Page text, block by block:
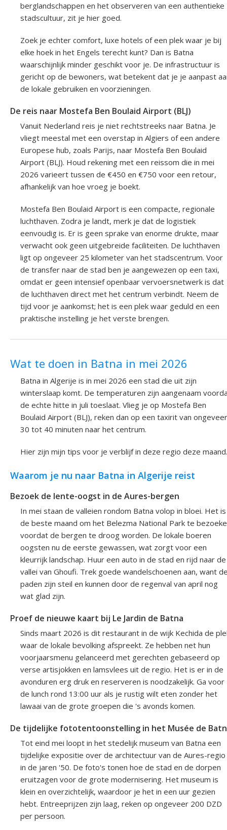
berglandschappen en het observeren van een authentieke
stadscultuur, zit je hier goed.
Zoek je echter comfort, luxe hotels of een plek waar je bij
elke hoek in het Engels terecht kunt? Dan is Batna
waarschijnlijk minder geschikt voor je. De infrastructuur is
gericht op de bewoners, wat betekent dat je je aanpast
de lokale gebruiken en voorzieningen.
De reis naar Mostefa Ben Boulaid Airport (BLJ)
Vanuit Nederland reis je niet rechtstreeks naar Batna. Je
vliegt meestal met een overstap in Algiers of een andere
Europese hub, zoals Parijs, naar Mostefa Ben Boulaid
Airport (BLJ). Houd rekening met een reissom die in mei
2026 varieert tussen de €450 en €750 voor een retour,
afhankelijk van hoe vroeg je boekt.
Mostefa Ben Boulaid Airport is een compacte, regionale
luchthaven. Zodra je landt, merk je dat de logistiek
eenvoudig is. Er is geen sprake van enorme drukte, maar
verwacht ook geen uitgebreide faciliteiten. De luchthaven
ligt op ongeveer 25 kilometer van het stadscentrum. Voor
de transfer naar de stad ben je aangewezen op een taxi,
omdat er geen intensief openbaar vervoersnetwerk is dat
de luchthaven direct met het centrum verbindt. Neem de
tijd voor je aankomst; het is een plek waar geduld en een
praktische instelling je het verste brengen.
Wat te doen in Batna in mei 2026
Batna in Algerije is in mei 2026 een stad die uit zijn
winterslaap komt. De temperaturen zijn aangenaam
de echte hitte in juli toeslaat. Vlieg je op Mostefa Ben
Boulaid Airport (BLJ), reken dan op een taxirit van ongeveer
30 tot 40 minuten naar het centrum.
Hier zijn mijn tips voor je verblijf in deze regio deze maand.
Waarom je nu naar Batna in Algerije reist
Bezoek de lente-oogst in de Aures-bergen
In mei staan de valleien rondom Batna volop in bloei. Het is
de beste maand om het Belezma National Park te
voordat de bergen te droog worden. De lokale boeren
oogsten nu de eerste gewassen, wat zorgt voor een
kleurrijk landschap. Huur een auto in de stad en rijd naar de
vallei van Ghoufi. Trek goede wandelschoenen aan, want
paden zijn steil en kunnen door de regenval van april nog
wat glad zijn.
Proef de nieuwe kaart bij Le Jardin de Batna
Sinds maart 2026 is dit restaurant in de wijk Kechida de
waar de lokale bevolking afspreekt. Ze hebben net hun
voorjaarsmenu gelanceerd met gerechten gebaseerd op
verse artisjokken en lamsvlees uit de regio. Het is er in de
avonduren erg druk en reserveren is noodzakelijk. Ga voor
de lunch rond 13:00 uur als je rustig wilt eten zonder het
lawaai van de grote groepen die 's avonds komen.
De tijdelijke fototentoonstelling in het Musée de
Tot eind mei loopt in het stedelijk museum van Batna een
tijdelijke expositie over de architectuur van de Aures-regio
in de jaren '50. De foto's tonen hoe de stad en de dorpen
eruitzagen voor de grote modernisering. Het museum is
klein en overzichtelijk, waardoor je het in een uur gezien
hebt. Entreeprijzen zijn laag, reken op ongeveer 200 DZD
per persoon.